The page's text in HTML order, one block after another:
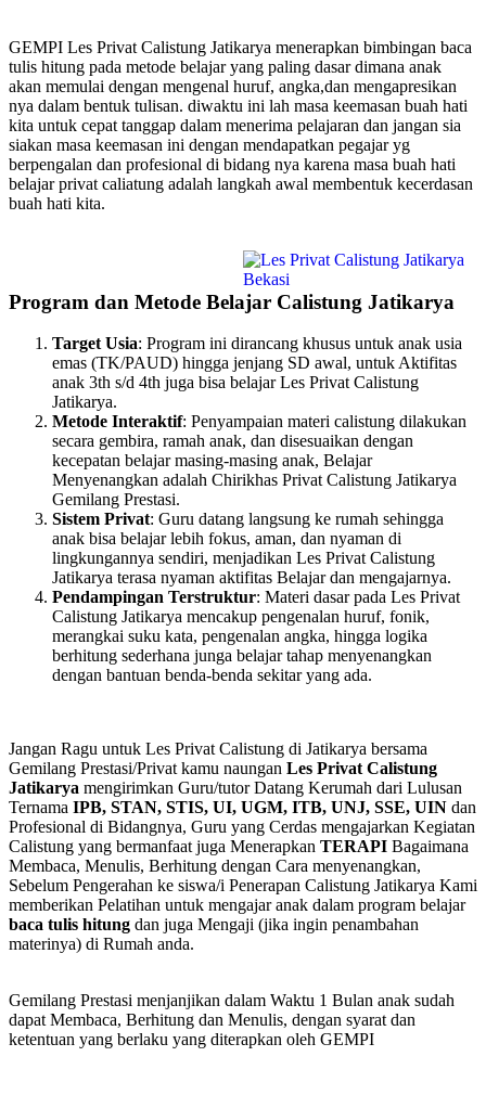
GEMPI Les Privat Calistung Jatikarya menerapkan bimbingan baca
tulis hitung pada metode belajar yang paling dasar dimana anak
akan memulai dengan mengenal huruf, angka,dan mengapresikan
nya dalam bentuk tulisan. diwaktu ini lah masa keemasan buah hati
kita untuk cepat tanggap dalam menerima pelajaran dan jangan sia
siakan masa keemasan ini dengan mendapatkan pegajar yg
berpengalan dan profesional di bidang nya karena masa buah hati
belajar privat caliatung adalah langkah awal membentuk kecerdasan
buah hati kita.
Program dan Metode Belajar Calistung Jatikarya
Target Usia: Program ini dirancang khusus untuk anak usia
emas (TK/PAUD) hingga jenjang SD awal, untuk Aktifitas
anak 3th s/d 4th juga bisa belajar Les Privat Calistung
Jatikarya.
Metode Interaktif: Penyampaian materi calistung dilakukan
secara gembira, ramah anak, dan disesuaikan dengan
kecepatan belajar masing-masing anak, Belajar
Menyenangkan adalah Chirikhas Privat Calistung Jatikarya
Gemilang Prestasi.
Sistem Privat: Guru datang langsung ke rumah sehingga
anak bisa belajar lebih fokus, aman, dan nyaman di
lingkungannya sendiri, menjadikan Les Privat Calistung
Jatikarya terasa nyaman aktifitas Belajar dan mengajarnya.
Pendampingan Terstruktur: Materi dasar pada Les Privat
Calistung Jatikarya mencakup pengenalan huruf, fonik,
merangkai suku kata, pengenalan angka, hingga logika
berhitung sederhana junga belajar tahap menyenangkan
dengan bantuan benda-benda sekitar yang ada.
Jangan Ragu untuk Les Privat Calistung di Jatikarya bersama
Gemilang Prestasi/Privat kamu naungan Les Privat Calistung
Jatikarya mengirimkan Guru/tutor Datang Kerumah dari Lulusan
Ternama IPB, STAN, STIS, UI, UGM, ITB, UNJ, SSE, UIN dan
Profesional di Bidangnya, Guru yang Cerdas mengajarkan Kegiatan
Calistung yang bermanfaat juga Menerapkan TERAPI Bagaimana
Membaca, Menulis, Berhitung dengan Cara menyenangkan,
Sebelum Pengerahan ke siswa/i Penerapan Calistung Jatikarya Kami
memberikan Pelatihan untuk mengajar anak dalam program belajar
baca tulis hitung dan juga Mengaji (jika ingin penambahan
materinya) di Rumah anda.
Gemilang Prestasi menjanjikan dalam Waktu 1 Bulan anak sudah
dapat Membaca, Berhitung dan Menulis, dengan syarat dan
ketentuan yang berlaku yang diterapkan oleh GEMPI